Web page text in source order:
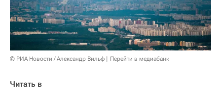
© РИА Новости / Александр Вильф Перейти в медиабанк
Читать в